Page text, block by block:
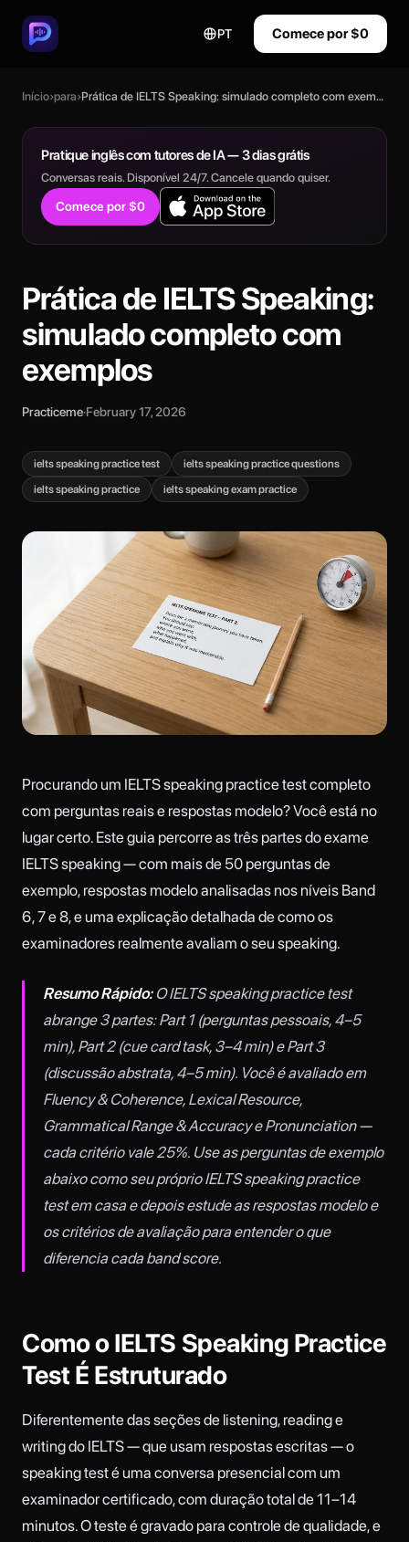
PT Comece por $0
Início›para› Prática de IELTS Speaking: simulado completo com exemplos
Pratique inglês com tutores de IA — 3 dias grátis
Conversas reais. Disponível 24/7. Cancele quando quiser.
Comece por $0
Prática de IELTS Speaking:
simulado completo com
exemplos
Practiceme·February 17, 2026
ielts speaking practice test
ielts speaking practice questions
ielts speaking practice
ielts speaking exam practice
Procurando um IELTS speaking practice test completo
com perguntas reais e respostas modelo? Você está no
lugar certo. Este guia percorre as três partes do exame
IELTS speaking — com mais de 50 perguntas de
exemplo, respostas modelo analisadas nos níveis Band
6, 7 e 8, e uma explicação detalhada de como os
examinadores realmente avaliam o seu speaking.
Resumo Rápido:O IELTS speaking practice test
abrange 3 partes: Part 1 (perguntas pessoais, 4–5
min), Part 2 (cue card task, 3–4 min) e Part 3
(discussão abstrata, 4–5 min). Você é avaliado em
Fluency & Coherence, Lexical Resource,
Grammatical Range & Accuracy e Pronunciation —
cada critério vale 25%. Use as perguntas de exemplo
abaixo como seu próprio IELTS speaking practice
test em casa e depois estude as respostas modelo e
os critérios de avaliação para entender o que
diferencia cada band score.
Como o IELTS Speaking Practice
Test É Estruturado
Diferentemente das seções de listening, reading e
writing do IELTS — que usam respostas escritas — o
speaking test é uma conversa presencial com um
examinador certificado, com duração total de 11–14
minutos. O teste é gravado para controle de qualidade, e